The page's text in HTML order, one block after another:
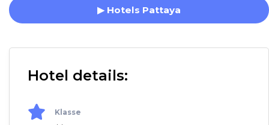
▶ Hotels Pattaya
Hotel details:
Klasse